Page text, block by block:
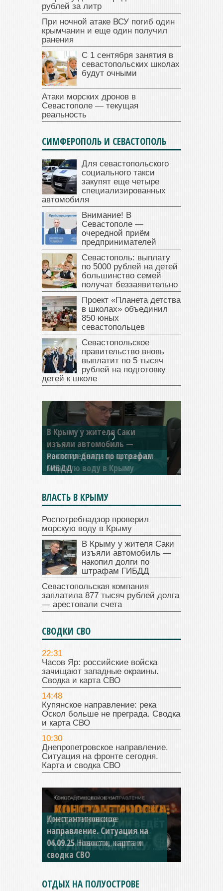
рублей за литр
При ночной атаке ВСУ погиб один
крымчанин и еще один получил
ранения
С 1 сентября занятия в
севастопольских школах
будут очными
Атаки морских дронов в
Севастополе — текущая
реальность
СИМФЕРОПОЛЬ И СЕВАСТОПОЛЬ
Для севастопольского
социального такси
закупят еще четыре
специализированных
автомобиля
Внимание! В
Севастополе —
очередной приём
предпринимателей
Севастополь: выплату
по 5000 рублей на детей
большинство семей
получат беззаявительно
Проект «Планета детства
в школах» объединил
850 юных
севастопольцев
Севастопольское
правительство вновь
выплатит по 5 тысяч
рублей на подготовку
детей к школе
В Крыму у жителя Саки
изъяли автомобиль —
накопил долги по штрафам
ГИБДД
ВЛАСТЬ В КРЫМУ
Роспотребнадзор проверил
морскую воду в Крыму
В Крыму у жителя Саки
изъяли автомобиль —
накопил долги по
штрафам ГИБДД
Севастопольская компания
заплатила 877 тысяч рублей долга
— арестовали счета
СВОДКИ СВО
22:31
Часов Яр: российские войска
зачищают западные окраины.
Сводка и карта СВО
14:48
Купянское направление: река
Оскол больше не преграда. Сводка
и карта СВО
10:30
Днепропетровское направление.
Ситуация на фронте сегодня.
Карта и сводка СВО
Константиновское
направление. Ситуация на
04.09.25 Новости, карта и
сводка СВО
ОТДЫХ НА ПОЛУОСТРОВЕ